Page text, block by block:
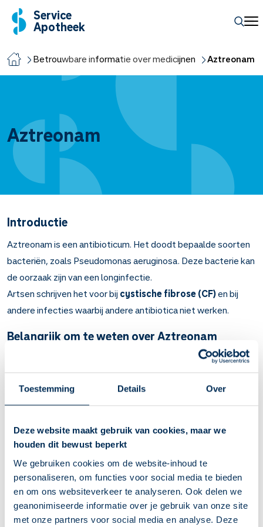
Toestemming Details Over
Deze website maakt gebruik van cookies, maar we
houden dit bewust beperkt
We gebruiken cookies om de website-inhoud te
personaliseren, om functies voor social media te bieden
en om ons websiteverkeer te analyseren. Ook delen we
geanonimiseerde informatie over je gebruik van onze site
met onze partners voor social media en analyse. Deze
Service
Apotheek
Betrouwbare informatie over medicijnen Aztreonam
Aztreonam
Introductie
Aztreonam is een antibioticum. Het doodt bepaalde soorten
bacteriën, zoals Pseudomonas aeruginosa. Deze bacterie kan
de oorzaak zijn van een longinfectie.
Artsen schrijven het voor bij cystische fibrose (CF)en bij
andere infecties waarbij andere antibiotica niet werken.
Belangrijk om te weten over Aztreonam
Bij infecties cystische fibrose (taaislijmziekte) als er een
longinfectie is met de bacterie Pseudomonas aeruginosa
Gebruik aztreonam met een Altera-vernevelaar. Het
gebruik hiervan is niet eenvoudig. U krijgt daarvoor
nodig om extra uitleg.
Gebruik de inhalatie binnen 8 uur nadat u hem heeft
klaargemaakt. Gebruikt u het middel niet direct, bewaar
het dan in de koelkast.